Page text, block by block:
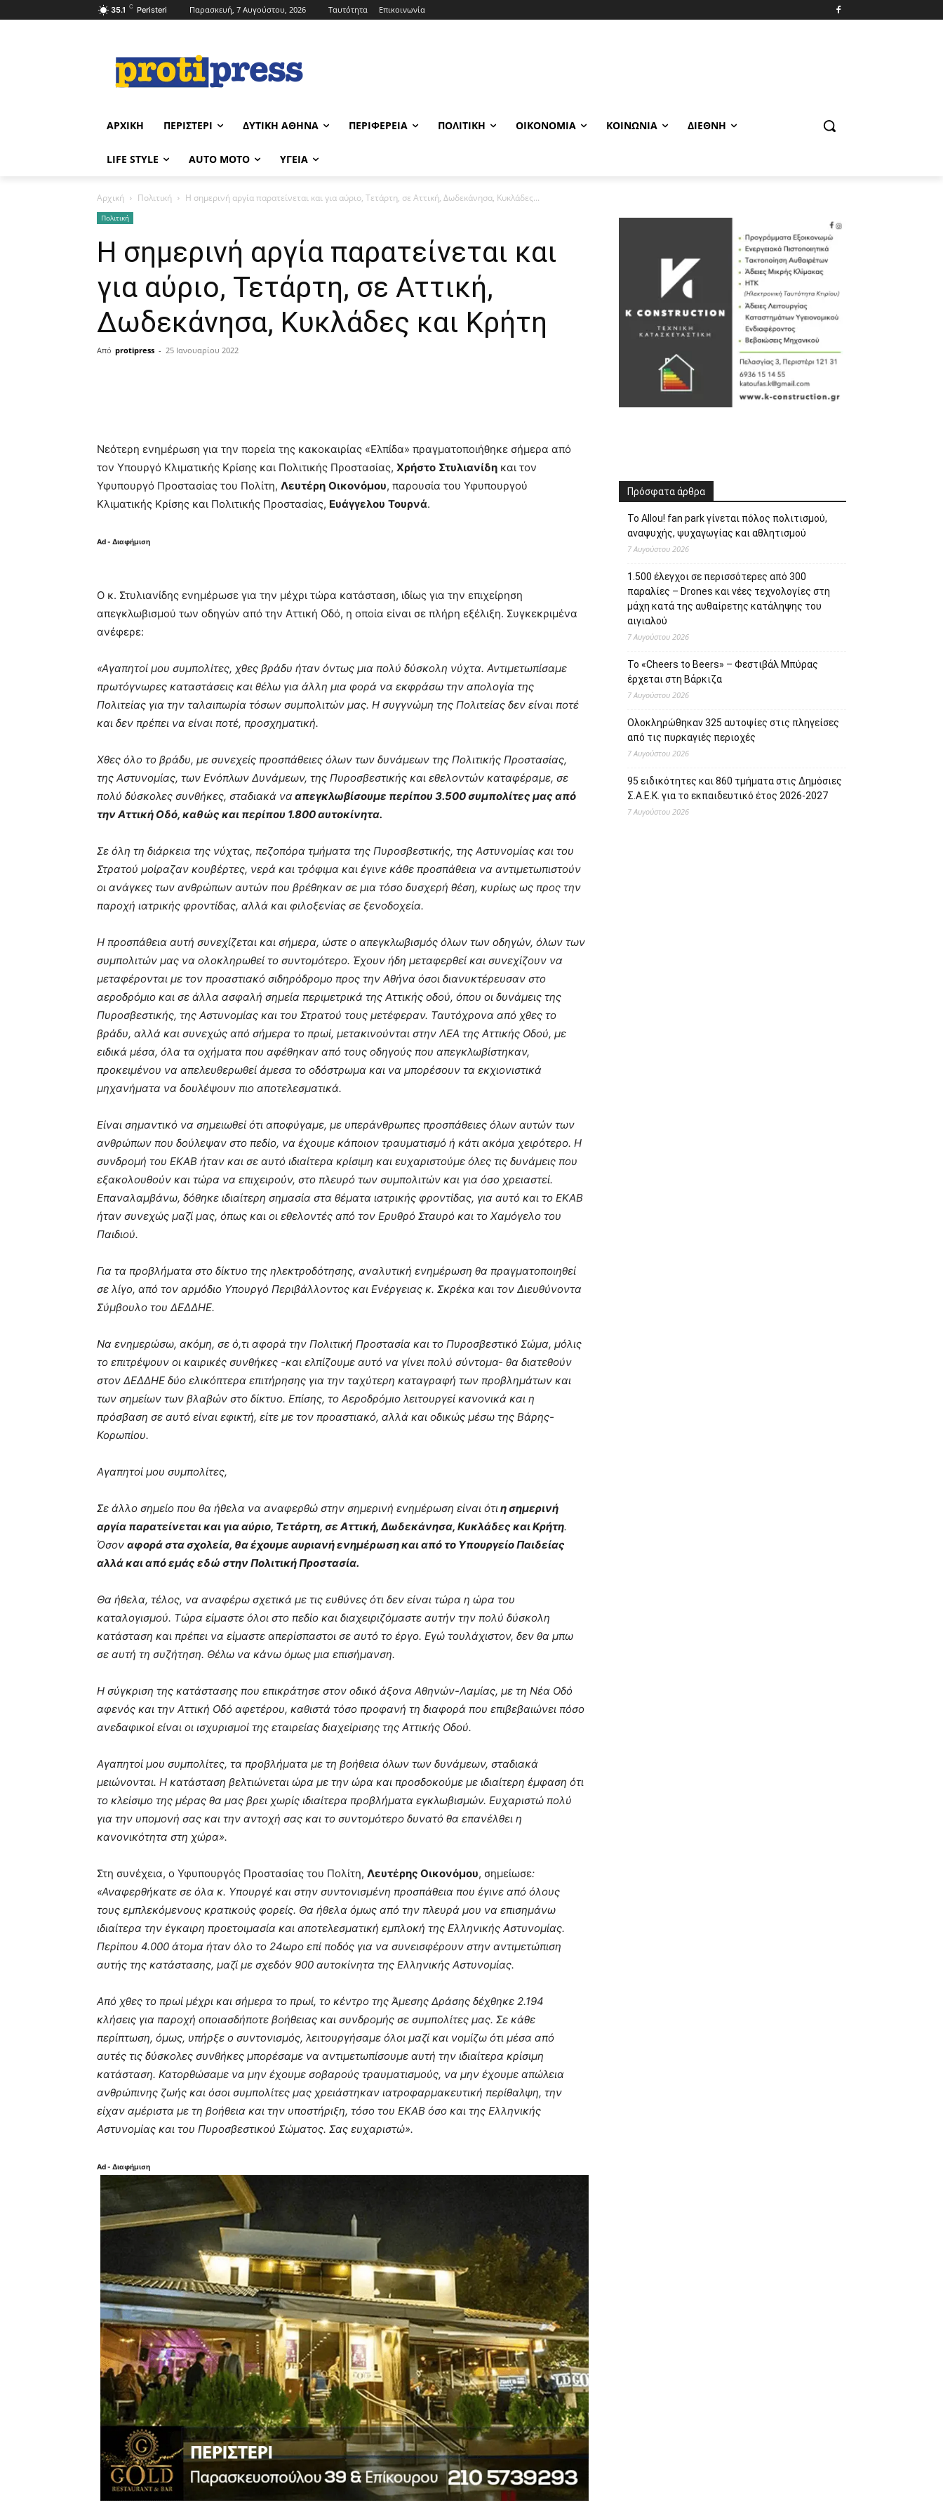
35.1 C Peristeri Παρασκευή, 7 Αυγούστου, 2026 Ταυτότητα Επικοινωνία
ΑΡΧΙΚΉ ΠΕΡΙΣΤΈΡΙ ΔΥΤΙΚΉ ΑΘΉΝΑ ΠΕΡΙΦΈΡΕΙΑ ΠΟΛΙΤΙΚΉ ΟΙΚΟΝΟΜΊΑ ΚΟΙΝΩΝΊΑ ΔΙΕΘΝΉ
LIFE STYLE AUTO MOTO ΥΓΕΊΑ
Αρχική Πολιτική Η σημερινή αργία παρατείνεται και για αύριο, Τετάρτη, σε Αττική, Δωδεκάνησα, Κυκλάδες...
Πολιτική
Η σημερινή αργία παρατείνεται και
για αύριο, Τετάρτη, σε Αττική,
Δωδεκάνησα, Κυκλάδες και Κρήτη
Από protipress - 25 Ιανουαρίου 2022
Νεότερη ενημέρωση για την πορεία της κακοκαιρίας «Ελπίδα» πραγματοποιήθηκε σήμερα από
τον Υπουργό Κλιματικής Κρίσης και Πολιτικής Προστασίας, Χρήστο Στυλιανίδη και τον
Υφυπουργό Προστασίας του Πολίτη, Λευτέρη Οικονόμου, παρουσία του Υφυπουργού
Κλιματικής Κρίσης και Πολιτικής Προστασίας, Ευάγγελου Τουρνά.
Ad - Διαφήμιση
Ο κ. Στυλιανίδης ενημέρωσε για την μέχρι τώρα κατάσταση, ιδίως για την επιχείρηση
απεγκλωβισμού των οδηγών από την Αττική Οδό, η οποία είναι σε πλήρη εξέλιξη. Συγκεκριμένα
ανέφερε:
«Αγαπητοί μου συμπολίτες, χθες βράδυ ήταν όντως μια πολύ δύσκολη νύχτα. Αντιμετωπίσαμε
πρωτόγνωρες καταστάσεις και θέλω για άλλη μια φορά να εκφράσω την απολογία της
Πολιτείας για την ταλαιπωρία τόσων συμπολιτών μας. Η συγγνώμη της Πολιτείας δεν είναι ποτέ
και δεν πρέπει να είναι ποτέ, προσχηματική.
Χθες όλο το βράδυ, με συνεχείς προσπάθειες όλων των δυνάμεων της Πολιτικής Προστασίας,
της Αστυνομίας, των Ενόπλων Δυνάμεων, της Πυροσβεστικής και εθελοντών καταφέραμε, σε
πολύ δύσκολες συνθήκες, σταδιακά νααπεγκλωβίσουμε περίπου 3.500 συμπολίτες μας από
την Αττική Οδό, καθώς και περίπου 1.800 αυτοκίνητα.
Σε όλη τη διάρκεια της νύχτας, πεζοπόρα τμήματα της Πυροσβεστικής, της Αστυνομίας και του
Στρατού μοίραζαν κουβέρτες, νερά και τρόφιμα και έγινε κάθε προσπάθεια να αντιμετωπιστούν
οι ανάγκες των ανθρώπων αυτών που βρέθηκαν σε μια τόσο δυσχερή θέση, κυρίως ως προς την
παροχή ιατρικής φροντίδας, αλλά και φιλοξενίας σε ξενοδοχεία.
Η προσπάθεια αυτή συνεχίζεται και σήμερα, ώστε ο απεγκλωβισμός όλων των οδηγών, όλων των
συμπολιτών μας να ολοκληρωθεί το συντομότερο. Έχουν ήδη μεταφερθεί και συνεχίζουν να
μεταφέρονται με τον προαστιακό σιδηρόδρομο προς την Αθήνα όσοι διανυκτέρευσαν στο
αεροδρόμιο και σε άλλα ασφαλή σημεία περιμετρικά της Αττικής οδού, όπου οι δυνάμεις της
Πυροσβεστικής, της Αστυνομίας και του Στρατού τους μετέφεραν. Ταυτόχρονα από χθες το
βράδυ, αλλά και συνεχώς από σήμερα το πρωί, μετακινούνται στην ΛΕΑ της Αττικής Οδού, με
ειδικά μέσα, όλα τα οχήματα που αφέθηκαν από τους οδηγούς που απεγκλωβίστηκαν,
προκειμένου να απελευθερωθεί άμεσα το οδόστρωμα και να μπορέσουν τα εκχιονιστικά
μηχανήματα να δουλέψουν πιο αποτελεσματικά.
Είναι σημαντικό να σημειωθεί ότι αποφύγαμε, με υπεράνθρωπες προσπάθειες όλων αυτών των
ανθρώπων που δούλεψαν στο πεδίο, να έχουμε κάποιον τραυματισμό ή κάτι ακόμα χειρότερο. Η
συνδρομή του ΕΚΑΒ ήταν και σε αυτό ιδιαίτερα κρίσιμη και ευχαριστούμε όλες τις δυνάμεις που
εξακολουθούν και τώρα να επιχειρούν, στο πλευρό των συμπολιτών και για όσο χρειαστεί.
Επαναλαμβάνω, δόθηκε ιδιαίτερη σημασία στα θέματα ιατρικής φροντίδας, για αυτό και το ΕΚΑΒ
ήταν συνεχώς μαζί μας, όπως και οι εθελοντές από τον Ερυθρό Σταυρό και το Χαμόγελο του
Παιδιού.
Για τα προβλήματα στο δίκτυο της ηλεκτροδότησης, αναλυτική ενημέρωση θα πραγματοποιηθεί
σε λίγο, από τον αρμόδιο Υπουργό Περιβάλλοντος και Ενέργειας κ. Σκρέκα και τον Διευθύνοντα
Σύμβουλο του ΔΕΔΔΗΕ.
Να ενημερώσω, ακόμη, σε ό,τι αφορά την Πολιτική Προστασία και το Πυροσβεστικό Σώμα, μόλις
το επιτρέψουν οι καιρικές συνθήκες -και ελπίζουμε αυτό να γίνει πολύ σύντομα- θα διατεθούν
στον ΔΕΔΔΗΕ δύο ελικόπτερα επιτήρησης για την ταχύτερη καταγραφή των προβλημάτων και
των σημείων των βλαβών στο δίκτυο. Επίσης, το Αεροδρόμιο λειτουργεί κανονικά και η
πρόσβαση σε αυτό είναι εφικτή, είτε με τον προαστιακό, αλλά και οδικώς μέσω της Βάρης-
Κορωπίου.
Αγαπητοί μου συμπολίτες,
Σε άλλο σημείο που θα ήθελα να αναφερθώ στην σημερινή ενημέρωση είναι ότιη σημερινή
αργία παρατείνεται και για αύριο, Τετάρτη, σε Αττική, Δωδεκάνησα, Κυκλάδες και Κρήτη.
Όσον αφορά στα σχολεία, θα έχουμε αυριανή ενημέρωση και από το Υπουργείο Παιδείας
αλλά και από εμάς εδώ στην Πολιτική Προστασία.
Θα ήθελα, τέλος, να αναφέρω σχετικά με τις ευθύνες ότι δεν είναι τώρα η ώρα του
καταλογισμού. Τώρα είμαστε όλοι στο πεδίο και διαχειριζόμαστε αυτήν την πολύ δύσκολη
κατάσταση και πρέπει να είμαστε απερίσπαστοι σε αυτό το έργο. Εγώ τουλάχιστον, δεν θα μπω
σε αυτή τη συζήτηση. Θέλω να κάνω όμως μια επισήμανση.
Η σύγκριση της κατάστασης που επικράτησε στον οδικό άξονα Αθηνών-Λαμίας, με τη Νέα Οδό
αφενός και την Αττική Οδό αφετέρου, καθιστά τόσο προφανή τη διαφορά που επιβεβαιώνει πόσο
ανεδαφικοί είναι οι ισχυρισμοί της εταιρείας διαχείρισης της Αττικής Οδού.
Αγαπητοί μου συμπολίτες, τα προβλήματα με τη βοήθεια όλων των δυνάμεων, σταδιακά
μειώνονται. Η κατάσταση βελτιώνεται ώρα με την ώρα και προσδοκούμε με ιδιαίτερη έμφαση ότι
το κλείσιμο της μέρας θα μας βρει χωρίς ιδιαίτερα προβλήματα εγκλωβισμών. Ευχαριστώ πολύ
για την υπομονή σας και την αντοχή σας και το συντομότερο δυνατό θα επανέλθει η
κανονικότητα στη χώρα».
Στη συνέχεια, ο Υφυπουργός Προστασίας του Πολίτη, Λευτέρης Οικονόμου, σημείωσε:
«Αναφερθήκατε σε όλα κ. Υπουργέ και στην συντονισμένη προσπάθεια που έγινε από όλους
τους εμπλεκόμενους κρατικούς φορείς. Θα ήθελα όμως από την πλευρά μου να επισημάνω
ιδιαίτερα την έγκαιρη προετοιμασία και αποτελεσματική εμπλοκή της Ελληνικής Αστυνομίας.
Περίπου 4.000 άτομα ήταν όλο το 24ωρο επί ποδός για να συνεισφέρουν στην αντιμετώπιση
αυτής της κατάστασης, μαζί με σχεδόν 900 αυτοκίνητα της Ελληνικής Αστυνομίας.
Από χθες το πρωί μέχρι και σήμερα το πρωί, το κέντρο της Άμεσης Δράσης δέχθηκε 2.194
κλήσεις για παροχή οποιασδήποτε βοήθειας και συνδρομής σε συμπολίτες μας. Σε κάθε
περίπτωση, όμως, υπήρξε ο συντονισμός, λειτουργήσαμε όλοι μαζί και νομίζω ότι μέσα από
αυτές τις δύσκολες συνθήκες μπορέσαμε να αντιμετωπίσουμε αυτή την ιδιαίτερα κρίσιμη
κατάσταση. Κατορθώσαμε να μην έχουμε σοβαρούς τραυματισμούς, να μην έχουμε απώλεια
ανθρώπινης ζωής και όσοι συμπολίτες μας χρειάστηκαν ιατροφαρμακευτική περίθαλψη, την
είχαν αμέριστα με τη βοήθεια και την υποστήριξη, τόσο του ΕΚΑΒ όσο και της Ελληνικής
Αστυνομίας και του Πυροσβεστικού Σώματος. Σας ευχαριστώ».
Ad - Διαφήμιση
Πρόσφατα άρθρα
Το Allou! fan park γίνεται πόλος πολιτισμού,
αναψυχής, ψυχαγωγίας και αθλητισμού
7 Αυγούστου 2026
1.500 έλεγχοι σε περισσότερες από 300
παραλίες – Drones και νέες τεχνολογίες στη
μάχη κατά της αυθαίρετης κατάληψης του
αιγιαλού
7 Αυγούστου 2026
Το «Cheers to Beers» – Φεστιβάλ Μπύρας
έρχεται στη Βάρκιζα
7 Αυγούστου 2026
Ολοκληρώθηκαν 325 αυτοψίες στις πληγείσες
από τις πυρκαγιές περιοχές
7 Αυγούστου 2026
95 ειδικότητες και 860 τμήματα στις Δημόσιες
Σ.Α.Ε.Κ. για το εκπαιδευτικό έτος 2026-2027
7 Αυγούστου 2026